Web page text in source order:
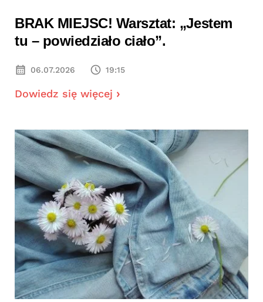
BRAK MIEJSC! Warsztat: „Jestem
tu – powiedziało ciało”.
06.07.2026 19:15
Dowiedz się więcej